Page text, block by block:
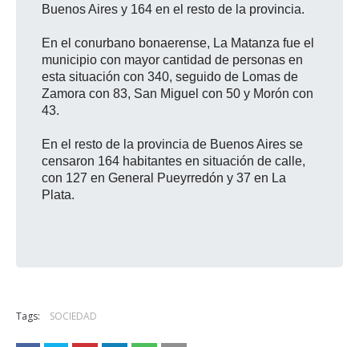
Buenos Aires y 164 en el resto de la provincia.
En el conurbano bonaerense, La Matanza fue el
municipio con mayor cantidad de personas en
esta situación con 340, seguido de Lomas de
Zamora con 83, San Miguel con 50 y Morón con
43.
En el resto de la provincia de Buenos Aires se
censaron 164 habitantes en situación de calle,
con 127 en General Pueyrredón y 37 en La
Plata.
Tags: SOCIEDAD